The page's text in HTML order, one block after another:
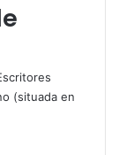
(situada en